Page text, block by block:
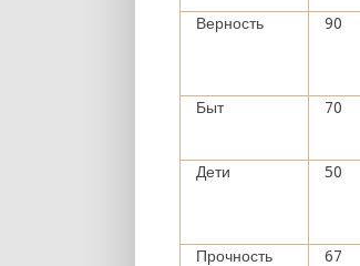
Верность 90
Быт
70
Дети
50
Прочность
67